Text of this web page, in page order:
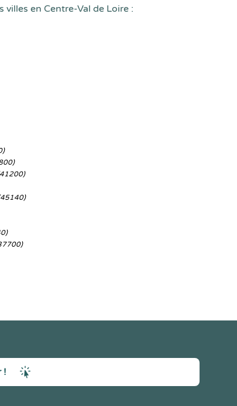
villes en Centre-Val de Loire :
!